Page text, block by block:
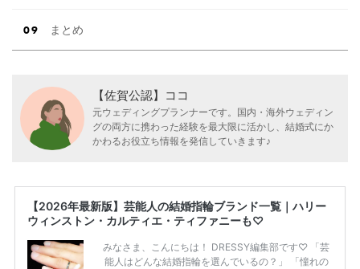
まとめ
【佐賀公認】ココ
元ウェディングプランナーです。国内・海外ウェディン
グの両方に携わった経験を最大限に活かし、結婚式にか
かわるお役立ち情報を発信していきます♪
【2026年最新版】芸能人の結婚指輪ブランド一覧｜ハリー
ウィンストン・カルティエ・ティファニーも♡
みなさま、こんにちは！ DRESSY編集部です♡ 「芸
能人はどんな結婚指輪を選んでいるの？」 「憧れの